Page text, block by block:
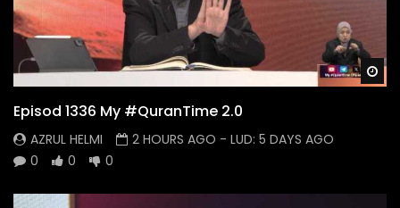
Episod 1336 My #QuranTime 2.0
AZRUL HELMI 2 HOURS AGO - LUD: 5 DAYS AGO
0
0 0